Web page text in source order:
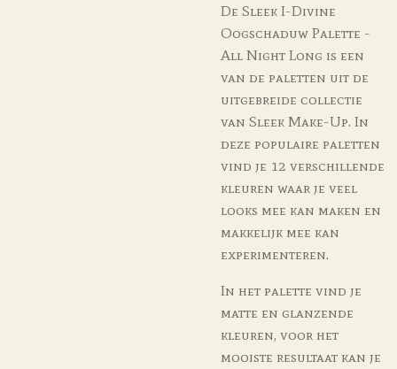
De Sleek I-Divine
Oogschaduw Palette -
All Night Long is een
van de paletten uit de
uitgebreide collectie
van Sleek Make-Up. In
deze populaire paletten
vind je 12 verschillende
kleuren waar je veel
looks mee kan maken en
makkelijk mee kan
experimenteren.
In het palette vind je
matte en glanzende
kleuren, voor het
mooiste resultaat kan je